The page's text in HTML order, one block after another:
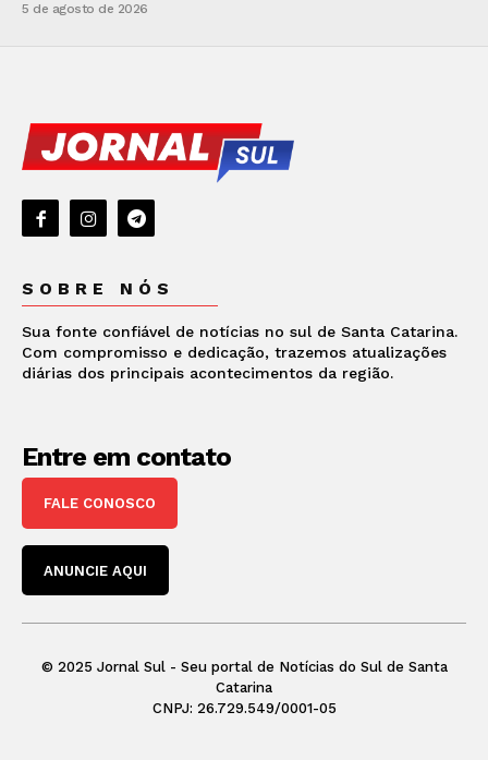
5 de agosto de 2026
SOBRE NÓS
Sua fonte confiável de notícias no sul de Santa Catarina.
Com compromisso e dedicação, trazemos atualizações
diárias dos principais acontecimentos da região.
Entre em contato
FALE CONOSCO
ANUNCIE AQUI
© 2025 Jornal Sul - Seu portal de Notícias do Sul de Santa
Catarina
CNPJ: 26.729.549/0001-05